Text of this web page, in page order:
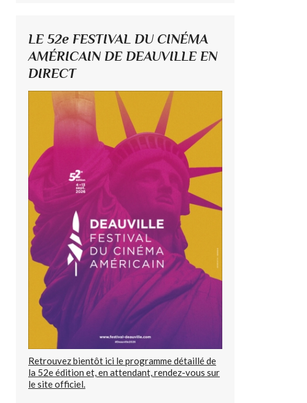
LE 52e FESTIVAL DU CINÉMA
AMÉRICAIN DE DEAUVILLE EN
DIRECT
Retrouvez bientôt ici le programme détaillé de
la 52e édition et, en attendant, rendez-vous sur
le site officiel.